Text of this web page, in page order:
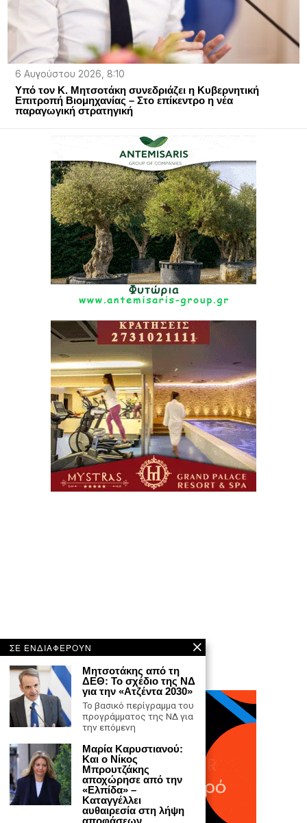
6 Αυγούστου 2026, 8:10
Υπό τον Κ. Μητσοτάκη συνεδριάζει η Κυβερνητική
Επιτροπή Βιομηχανίας – Στο επίκεντρο η νέα
παραγωγική στρατηγική
ΣΕ ΕΝΔΙΑΦΕΡΟΥΝ
Μητσοτάκης από τη
ΔΕΘ: Το σχέδιο της ΝΔ
για την «Ατζέντα 2030»
Το βασικό περίγραμμα του
προγράμματος της ΝΔ για
την επόμενη
Μαρία Καρυστιανού:
Και ο Νίκος
Μπρουτζάκης
αποχώρησε από την
«Ελπίδα» –
Καταγγέλλει
αυθαιρεσία στη λήψη
αποφάσεων